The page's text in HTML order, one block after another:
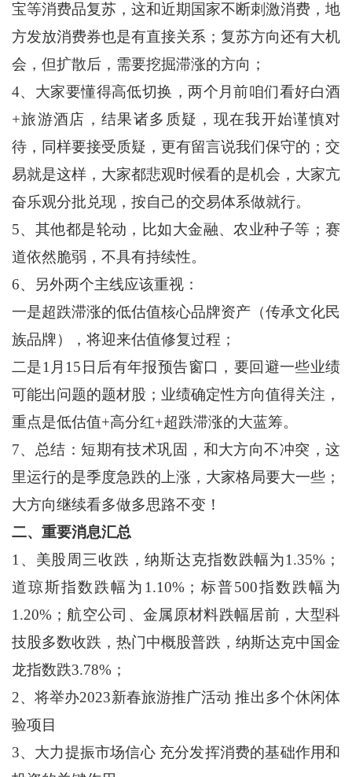
宝等消费品复苏，这和近期国家不断刺激消费，地
方发放消费券也是有直接关系；复苏方向还有大机
会，但扩散后，需要挖掘滞涨的方向；
4、大家要懂得高低切换，两个月前咱们看好白酒
+旅游酒店，结果诸多质疑，现在我开始谨慎对
待，同样要接受质疑，更有留言说我们保守的；交
易就是这样，大家都悲观时候看的是机会，大家亢
奋乐观分批兑现，按自己的交易体系做就行。
5、其他都是轮动，比如大金融、农业种子等；赛
道依然脆弱，不具有持续性。
6、另外两个主线应该重视：
一是超跌滞涨的低估值核心品牌资产（传承文化民
族品牌），将迎来估值修复过程；
二是1月15日后有年报预告窗口，要回避一些业绩
可能出问题的题材股；业绩确定性方向值得关注，
重点是低估值+高分红+超跌滞涨的大蓝筹。
7、总结：短期有技术巩固，和大方向不冲突，这
里运行的是季度急跌的上涨，大家格局要大一些；
大方向继续看多做多思路不变！
二、重要消息汇总
1、美股周三收跌，纳斯达克指数跌幅为1.35%；
道琼斯指数跌幅为1.10%；标普500指数跌幅为
1.20%；航空公司、金属原材料跌幅居前，大型科
技股多数收跌，热门中概股普跌，纳斯达克中国金
龙指数跌3.78%；
2、将举办2023新春旅游推广活动 推出多个休闲体
验项目
3、大力提振市场信心 充分发挥消费的基础作用和